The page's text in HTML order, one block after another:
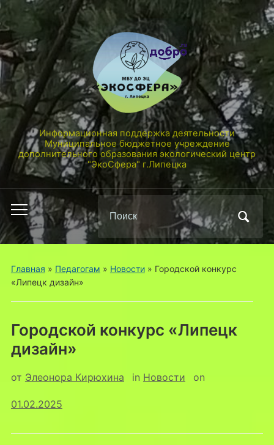
Информационная поддержка деятельности
Муниципальное бюджетное учреждение
дополнительного образования экологический центр
"ЭкоСфера" г.Липецка
Переключить
мобильное
меню
Поиск
по:
Главная » Педагогам » Новости» Городской конкурс
«Липецк дизайн»
Городской конкурс «Липецк
дизайн»
от Элеонора Кирюхина in Новости on
01.02.2025